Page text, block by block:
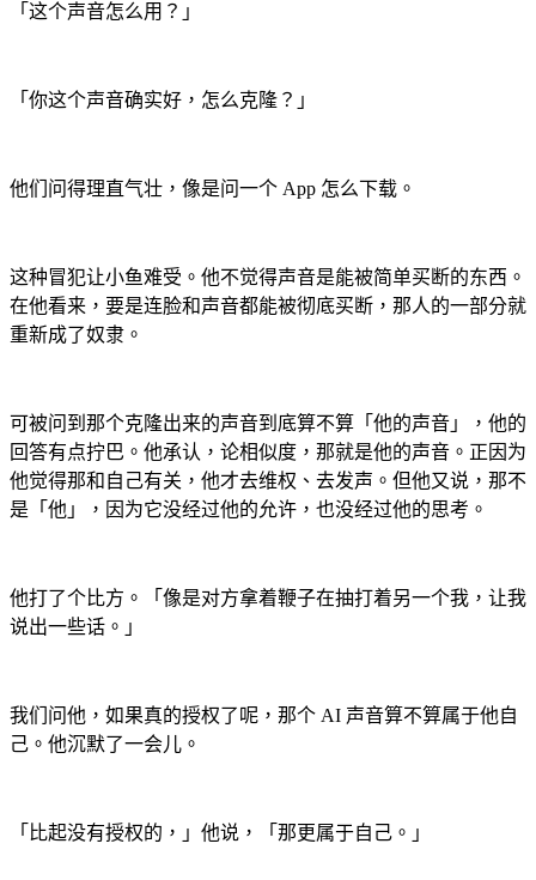
「这个声音怎么用？」
「你这个声音确实好，怎么克隆？」
他们问得理直气壮，像是问一个 App 怎么下载。
这种冒犯让小鱼难受。他不觉得声音是能被简单买断的东西。
在他看来，要是连脸和声音都能被彻底买断，那人的一部分就
重新成了奴隶。
可被问到那个克隆出来的声音到底算不算「他的声音」，他的
回答有点拧巴。他承认，论相似度，那就是他的声音。正因为
他觉得那和自己有关，他才去维权、去发声。但他又说，那不
是「他」，因为它没经过他的允许，也没经过他的思考。
他打了个比方。「像是对方拿着鞭子在抽打着另一个我，让我
说出一些话。」
我们问他，如果真的授权了呢，那个 AI 声音算不算属于他自
己。他沉默了一会儿。
「比起没有授权的，」他说，「那更属于自己。」